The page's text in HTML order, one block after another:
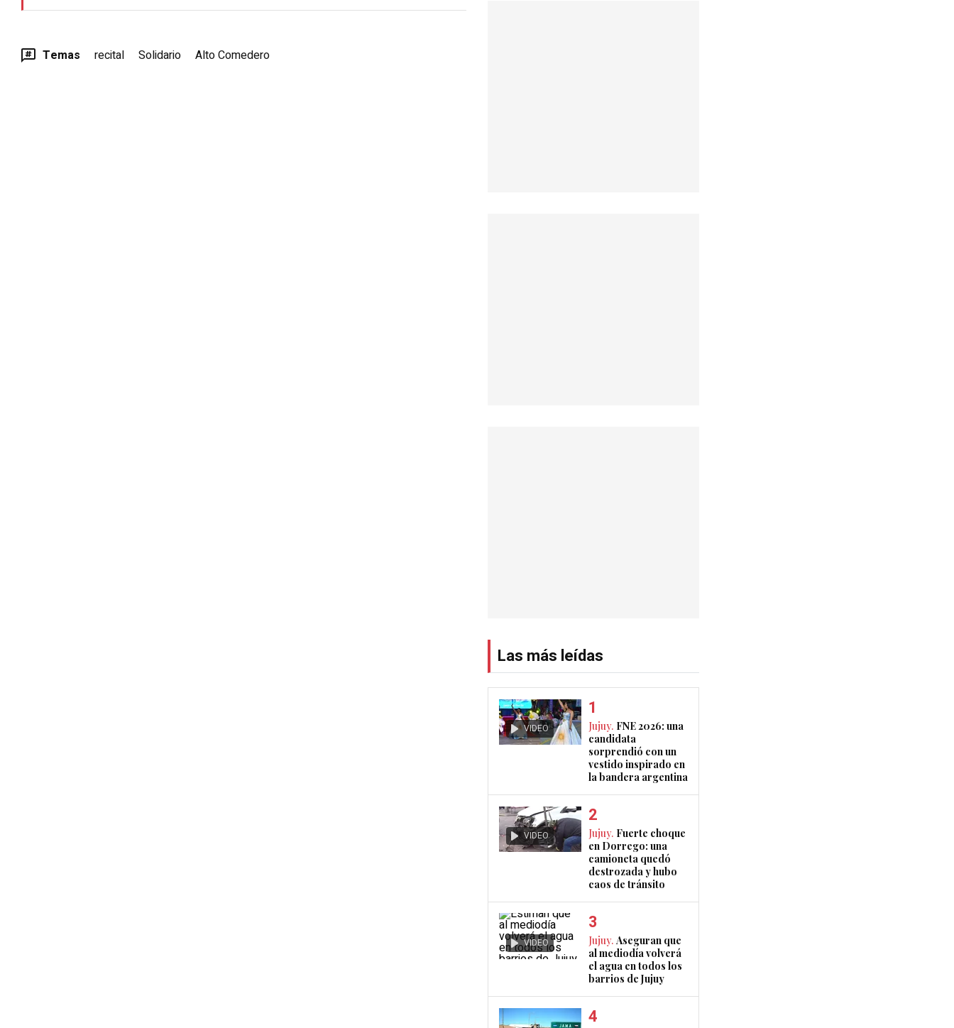
Temas recital Solidario Alto Comedero
Las más leídas
VIDEO Jujuy. FNE 2026: una
candidata
sorprendió con un
vestido inspirado en
la bandera argentina
VIDEO Jujuy. Fuerte choque
en Dorrego: una
camioneta quedó
destrozada y hubo
caos de tránsito
VIDEO Jujuy. Aseguran que
al mediodía volverá
el agua en todos los
barrios de Jujuy